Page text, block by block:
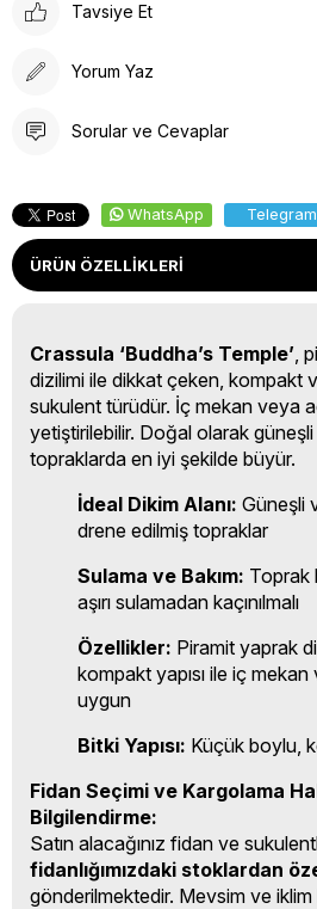
Tavsiye Et
Yorum Yaz
Sorular ve Cevaplar
WhatsApp Telegram
ÜRÜN ÖZELLIKLERI
Crassula ‘Buddha’s Temple’ ,
dizilimi ile dikkat çeken, kompakt
sukulent türüdür. İç mekan veya
yetiştirilebilir. Doğal olarak
topraklarda en iyi şekilde büyür.
İdeal Dikim Alanı: Güneşli
drene edilmiş topraklar
Sulama ve Bakım: Toprak
aşırı sulamadan kaçınılmalı
Özellikler: Piramit yaprak
kompakt yapısı ile iç mekan
uygun
Bitki Yapısı: Küçük boylu,
Fidan Seçimi ve Kargolama
Bilgilendirme:
Satın alacağınız fidan ve
fidanlığımızdaki stoklardan
gönderilmektedir. Mevsim ve iklim